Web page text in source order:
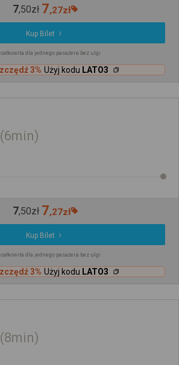
7,50zł 7,27zł
Kup Bilet
całkowita dla jednego pasażera bez ulgi
3% Użyj kodu LATO3
6min
7,50zł 7,27zł
Kup Bilet
całkowita dla jednego pasażera bez ulgi
3% Użyj kodu LATO3
8min